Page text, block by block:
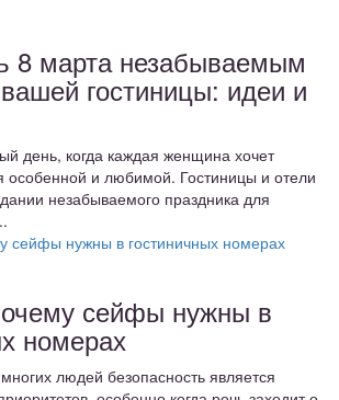
8 марта незабываемым
гостиницы: идеи и
день, когда каждая женщина хочет
особенной и любимой. Гостиницы и отели
незабываемого праздника для
сейфы нужны в
номерах
людей безопасность является